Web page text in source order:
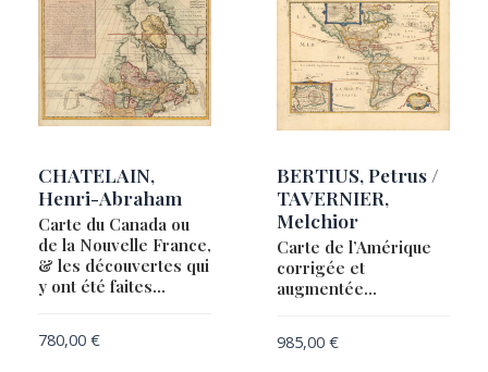
CHATELAIN,
Henri-Abraham
Carte du Canada ou
de la Nouvelle France,
& les découvertes qui
y ont été faites…
780,00 €
BERTIUS, Petrus /
TAVERNIER,
Melchior
Carte de l’Amérique
corrigée et
augmentée…
985,00 €